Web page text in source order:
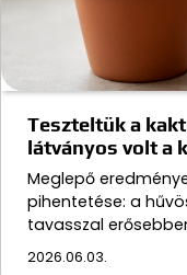
Teszteltük a
látványos volt a
Meglepő
pihentetése: a
tavasszal
2026.06.03.